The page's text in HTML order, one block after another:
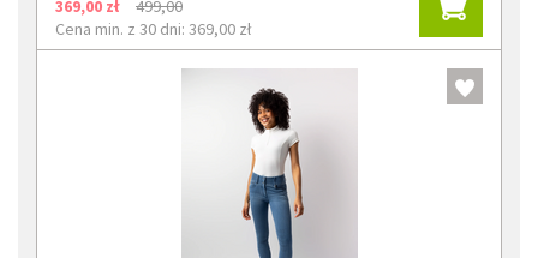
369,00 zł
499,00
Cena min. z 30 dni: 369,00 zł